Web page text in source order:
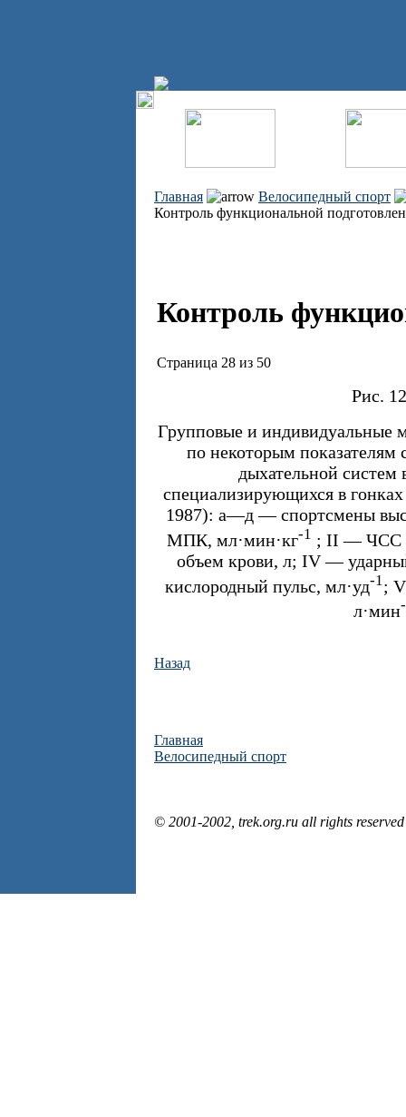
Главная
Велосипедный спорт
Контроль функциональной
Контроль
Страница 28 из 50
Рис.
Групповые и индивидуальные
по некоторым показателям
дыхательной систем
специализирующихся в
1987): а—д — спортсмены
МПК, мл·мин·кг-1 ; II — ЧСС
объем крови, л; IV —
кислородный пульс, мл·уд-1 ;
л·мин
Назад
Главная
Велосипедный спорт
© 2001-2002, trek.org.ru all rights reserved